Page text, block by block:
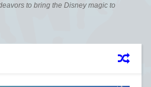
to bring the Disney magic to